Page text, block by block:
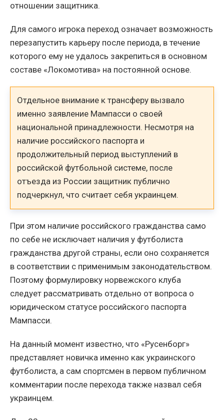
отношении защитника.
Для самого игрока переход означает возможность
перезапустить карьеру после периода, в течение
которого ему не удалось закрепиться в основном
составе «Локомотива» на постоянной основе.
Отдельное внимание к трансферу вызвало
именно заявление Мампасси о своей
национальной принадлежности. Несмотря на
наличие российского паспорта и
продолжительный период выступлений в
российской футбольной системе, после
отъезда из России защитник публично
подчеркнул, что считает себя украинцем.
При этом наличие российского гражданства само
по себе не исключает наличия у футболиста
гражданства другой страны, если оно сохраняется
в соответствии с применимым законодательством.
Поэтому формулировку норвежского клуба
следует рассматривать отдельно от вопроса о
юридическом статусе российского паспорта
Мампасси.
На данный момент известно, что «Русенборг»
представляет новичка именно как украинского
футболиста, а сам спортсмен в первом публичном
комментарии после перехода также назвал себя
украинцем.